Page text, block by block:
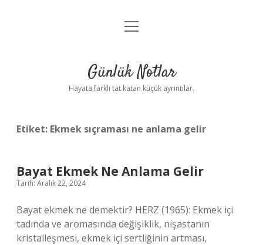
Anasayfa
Yasal Uyarı
menüyü
Günlük Notlar
Hayata farklı tat katan küçük ayrıntılar.
Etiket: Ekmek sıçraması ne anlama gelir
Bayat Ekmek Ne Anlama Gelir
Tarih: Aralık 22, 2024
Bayat ekmek ne demektir? HERZ (1965): Ekmek içi
tadında ve aromasında değişiklik, nişastanın
kristalleşmesi, ekmek içi sertliğinin artması,